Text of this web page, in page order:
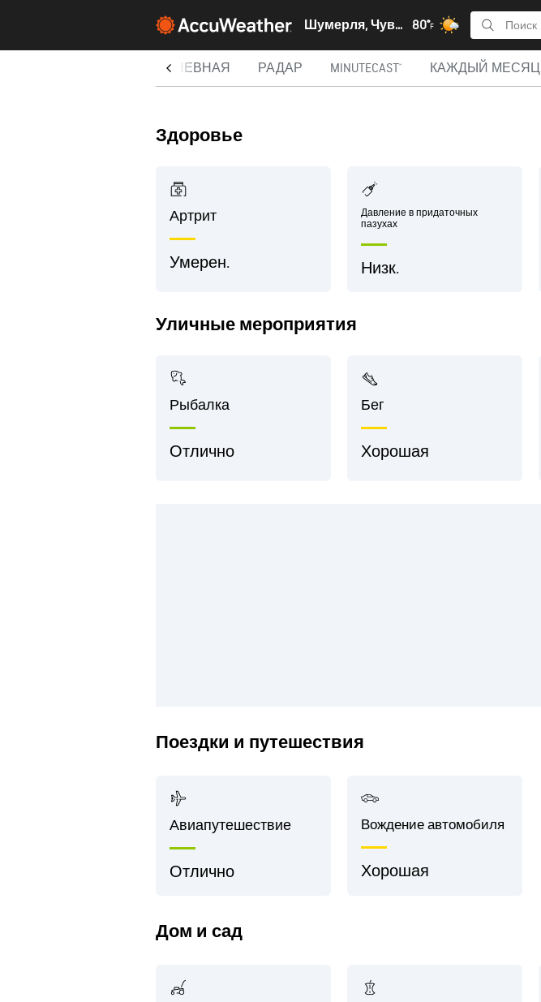
Шумерля, Чувашия 80°F
10-ДНЕВНАЯ РАДАР MINUTECAST® КАЖДЫЙ МЕСЯЦ
Здоровье
Артрит
Умерен.
Давление в придаточных
пазухах
Низк.
Уличные мероприятия
Рыбалка
Отлично
Бег
Хорошая
Поездки и путешествия
Авиапутешествие
Отлично
Вождение автомобиля
Хорошая
Дом и сад